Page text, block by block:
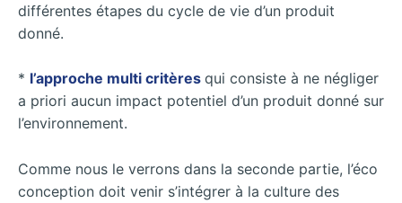
différentes étapes du cycle de vie d’un produit
donné.
* l’approche multi critères qui consiste à ne négliger
a priori aucun impact potentiel d’un produit donné sur
l’environnement.
Comme nous le verrons dans la seconde partie, l’éco
conception doit venir s’intégrer à la culture des